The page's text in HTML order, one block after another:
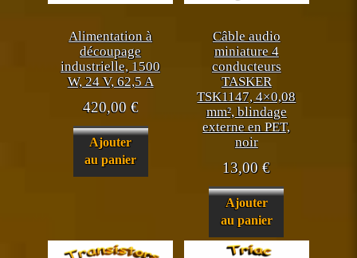
Alimentation à
découpage
industrielle, 1500
W, 24 V, 62,5 A
420,00€
Ajouter
au panier
Câble audio
miniature 4
conducteurs
TASKER
TSK1147, 4×0,08
mm², blindage
externe en PET,
noir
13,00€
Ajouter
au panier